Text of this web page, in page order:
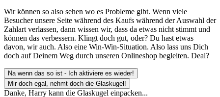
Wir können so also sehen wo es Probleme gibt. Wenn viele
Besucher unsere Seite während des Kaufs während der Auswahl der
Zahlart verlassen, dann wissen wir, dass da etwas nicht stimmt und
können das verbessern. Klingt doch gut, oder? Du hast etwas
davon, wir auch. Also eine Win-Win-Situation. Also lass uns Dich
doch auf Deinem Weg durch unseren Onlineshop begleiten. Deal?
Na wenn das so ist - Ich aktiviere es wieder!
Mir doch egal, nehmt doch die Glaskugel!
Danke, Harry kann die Glaskugel einpacken...